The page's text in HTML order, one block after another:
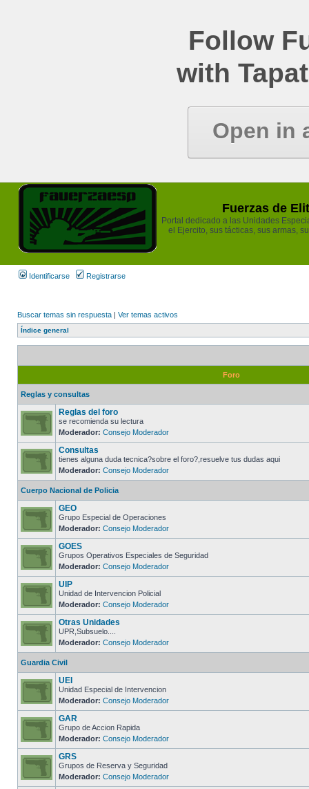
Follow
with
Open in
Fuerzas de
Portal dedicado a las Unidades
el Ejercito, sus tácticas, sus armas,
Identificarse Registrarse
Buscar temas sin respuesta | Ver temas activos
Índice general
Foro
Reglas y consultas
Reglas del foro
se recomienda su lectura
Moderador: Consejo Moderador
Consultas
tienes alguna duda tecnica?sobre el foro?,resuelve tus dudas aqui
Moderador: Consejo Moderador
Cuerpo Nacional de Policia
GEO
Grupo Especial de Operaciones
Moderador: Consejo Moderador
GOES
Grupos Operativos Especiales de Seguridad
Moderador: Consejo Moderador
UIP
Unidad de Intervencion Policial
Moderador: Consejo Moderador
Otras Unidades
UPR,Subsuelo....
Moderador: Consejo Moderador
Guardia Civil
UEI
Unidad Especial de Intervencion
Moderador: Consejo Moderador
GAR
Grupo de Accion Rapida
Moderador: Consejo Moderador
GRS
Grupos de Reserva y Seguridad
Moderador: Consejo Moderador